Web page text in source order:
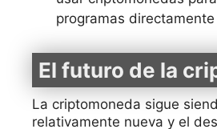
programas
El futuro de la
La criptomoneda sigue
relativamente nueva y el